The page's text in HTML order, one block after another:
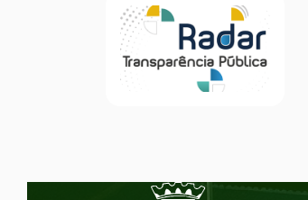
Seção do Rodapé e Ouvidoria/